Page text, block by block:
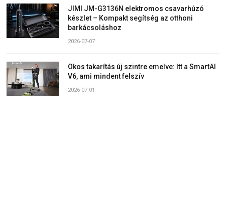
JIMI JM-G3136N elektromos csavarhúzó
készlet – Kompakt segítség az otthoni
barkácsoláshoz
2026-07-07
Okos takarítás új szintre emelve: Itt a SmartAI
V6, ami mindent felszív
2026-07-01